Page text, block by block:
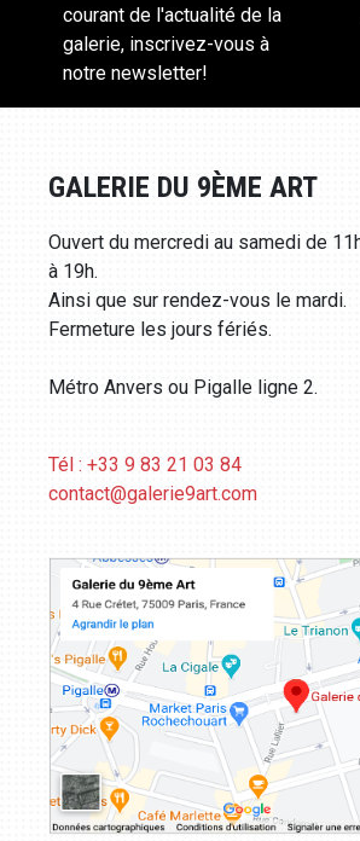
courant de l'actualité de la
galerie, inscrivez-vous à
notre newsletter!
GALERIE DU 9ÈME ART
Ouvert du mercredi au samedi de
à 19h.
Ainsi que sur rendez-vous le mardi.
Fermeture les jours fériés.
Métro Anvers ou Pigalle ligne 2.
Tél : +33 9 83 21 03 84
contact@galerie9art.com